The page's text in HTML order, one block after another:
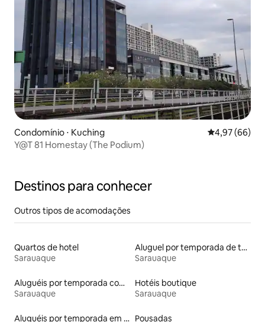
Condomínio ⋅ Kuching 4,97 de uma
4,97 (66)
Y@T 81 Homestay (The Podium)
Destinos para conhecer
Outros tipos de acomodações
Quartos de hotel
Sarauaque
Aluguel por temporada de townhouses
Sarauaque
Aluguéis por temporada com café da manhã
Sarauaque
Hotéis boutique
Sarauaque
Aluguéis por temporada em albergue Pousadas